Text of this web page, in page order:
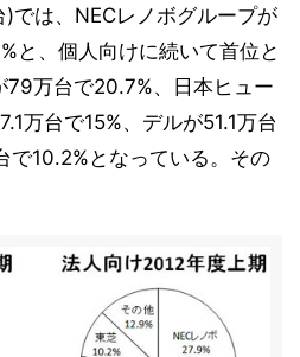
では、NECレノボグループが
と、個人向けに続いて首位と
79万台で20.7%、日本ヒュー
万台で15%、デルが51.1万台
で10.2%となっている。その